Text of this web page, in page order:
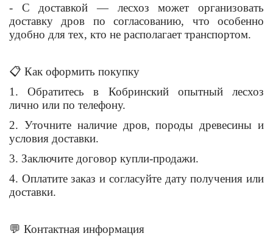
- С доставкой — лесхоз может организовать
доставку дров по согласованию, что особенно
удобно для тех, кто не располагает транспортом.
📋 Как оформить покупку
1. Обратитесь в Кобринский опытный лесхоз
лично или по телефону.
2. Уточните наличие дров, породы древесины и
условия доставки.
3. Заключите договор купли-продажи.
4. Оплатите заказ и согласуйте дату получения или
доставки.
💬 Контактная информация